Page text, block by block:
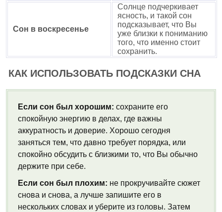
Сон в воскресенье
Солнце подчеркивает
ясность, и такой сон
подсказывает, что Вы
уже близки к пониманию
того, что именно стоит
сохранить.
КАК ИСПОЛЬЗОВАТЬ ПОДСКАЗКИ СНА
Если сон был хорошим: сохраните его
спокойную энергию в делах, где важны
аккуратность и доверие. Хорошо сегодня
заняться тем, что давно требует порядка, или
спокойно обсудить с близкими то, что Вы обычно
держите при себе.
Если сон был плохим: не прокручивайте сюжет
снова и снова, а лучше запишите его в
нескольких словах и уберите из головы. Затем